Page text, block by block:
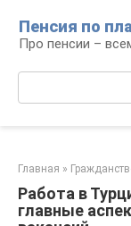
контенту
Пенсия по
Про пенсии –
Главная »
Работа в
главные